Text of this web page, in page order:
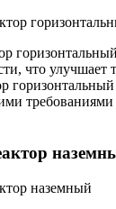
что